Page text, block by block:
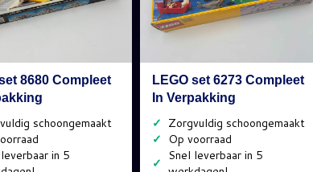
8680 Compleet
LEGO set 6273 Compleet
In Verpakking
✓
✓
✓